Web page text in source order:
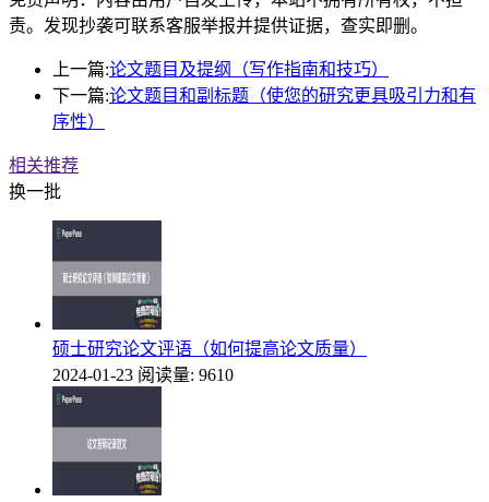
责。发现抄袭可联系客服举报并提供证据，查实即删。
上一篇:论文题目及提纲（写作指南和技巧）
下一篇:论文题目和副标题（使您的研究更具吸引力和有
序性）
相关推荐
换一批
硕士研究论文评语（如何提高论文质量）
2024-01-23 阅读量: 9610